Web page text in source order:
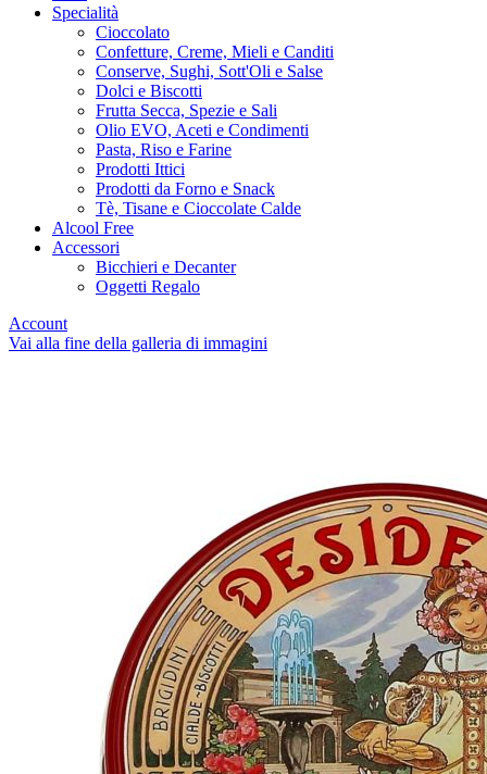
Specialità
Cioccolato
Confetture, Creme, Mieli e Canditi
Conserve, Sughi, Sott'Oli e Salse
Dolci e Biscotti
Frutta Secca, Spezie e Sali
Olio EVO, Aceti e Condimenti
Pasta, Riso e Farine
Prodotti Ittici
Prodotti da Forno e Snack
Tè, Tisane e Cioccolate Calde
Alcool Free
Accessori
Bicchieri e Decanter
Oggetti Regalo
Account
Vai alla fine della galleria di immagini